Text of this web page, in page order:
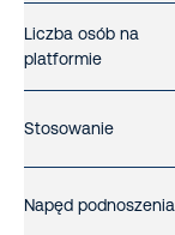
Liczba osób na
platformie
Stosowanie
Napęd podnoszenia